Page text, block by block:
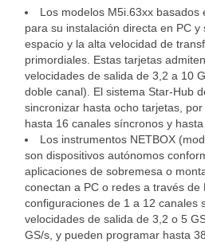
Los modelos M5i.63xx basados
para su instalación directa en PC
espacio y la alta velocidad de
primordiales. Estas tarjetas
velocidades de salida de 3,2 a 10
doble canal). El sistema Star-Hub
sincronizar hasta ocho tarjetas,
hasta 16 canales síncronos y hasta
Los instrumentos NETBOX
son dispositivos autónomos
aplicaciones de sobremesa o
conectan a PC o redes a través de
configuraciones de 1 a 12 canales
velocidades de salida de 3,2 o 5
GS/s, y pueden programar hasta